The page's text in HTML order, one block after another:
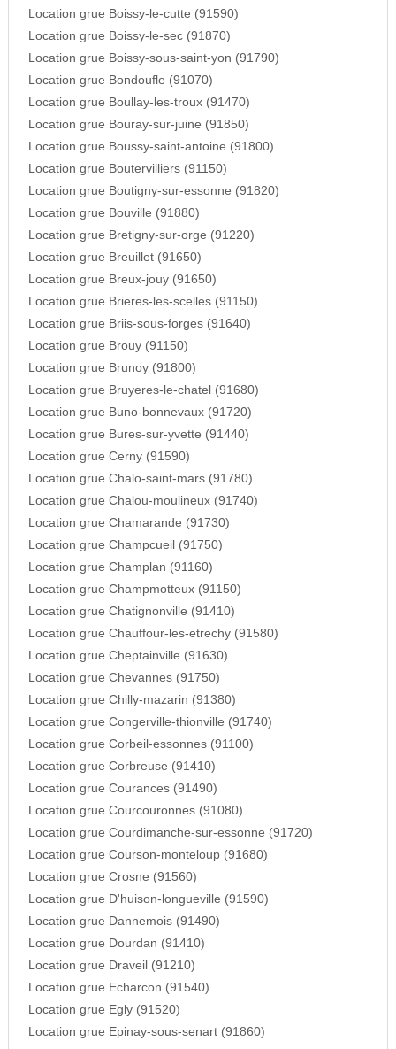
Location grue Boissy-le-cutte (91590)
Location grue Boissy-le-sec (91870)
Location grue Boissy-sous-saint-yon (91790)
Location grue Bondoufle (91070)
Location grue Boullay-les-troux (91470)
Location grue Bouray-sur-juine (91850)
Location grue Boussy-saint-antoine (91800)
Location grue Boutervilliers (91150)
Location grue Boutigny-sur-essonne (91820)
Location grue Bouville (91880)
Location grue Bretigny-sur-orge (91220)
Location grue Breuillet (91650)
Location grue Breux-jouy (91650)
Location grue Brieres-les-scelles (91150)
Location grue Briis-sous-forges (91640)
Location grue Brouy (91150)
Location grue Brunoy (91800)
Location grue Bruyeres-le-chatel (91680)
Location grue Buno-bonnevaux (91720)
Location grue Bures-sur-yvette (91440)
Location grue Cerny (91590)
Location grue Chalo-saint-mars (91780)
Location grue Chalou-moulineux (91740)
Location grue Chamarande (91730)
Location grue Champcueil (91750)
Location grue Champlan (91160)
Location grue Champmotteux (91150)
Location grue Chatignonville (91410)
Location grue Chauffour-les-etrechy (91580)
Location grue Cheptainville (91630)
Location grue Chevannes (91750)
Location grue Chilly-mazarin (91380)
Location grue Congerville-thionville (91740)
Location grue Corbeil-essonnes (91100)
Location grue Corbreuse (91410)
Location grue Courances (91490)
Location grue Courcouronnes (91080)
Location grue Courdimanche-sur-essonne (91720)
Location grue Courson-monteloup (91680)
Location grue Crosne (91560)
Location grue D'huison-longueville (91590)
Location grue Dannemois (91490)
Location grue Dourdan (91410)
Location grue Draveil (91210)
Location grue Echarcon (91540)
Location grue Egly (91520)
Location grue Epinay-sous-senart (91860)